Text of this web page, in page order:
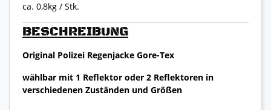
BESCHREIBUNG
Original Polizei Regenjacke Gore-Tex
wählbar mit 1 Reflektor oder 2 Reflektoren in
verschiedenen Zuständen und Größen
ca. 0,8kg / Stk.